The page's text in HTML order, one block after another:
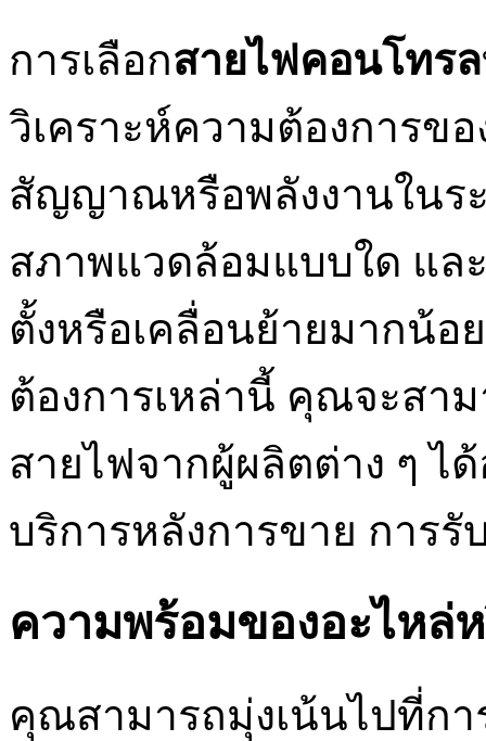
การเลือกสายไฟคอนโทรล
วิเคราะห์ความต้องการข
สัญญาณหรือพลังงานในร
สภาพแวดล้อมแบบใด แล
ตั้งหรือเคลื่อนย้ายมากน้อ
ต้องการเหล่านี้ คุณจะสา
สายไฟจากผู้ผลิตต่าง ๆ ไ
บริการหลังการขาย การรั
ความพร้อมของอะไหล่
คุณสามารถมุ่งเน้นไปที่ก